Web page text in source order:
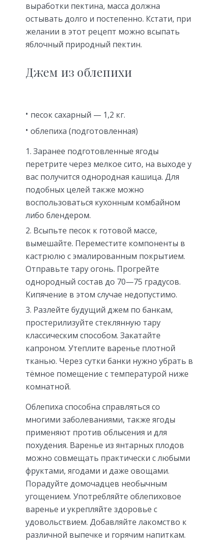
выработки пектина, масса должна
остывать долго и постепенно. Кстати, при
желании в этот рецепт можно всыпать
яблочный природный пектин.
Джем из облепихи
песок сахарный — 1,2 кг.
облепиха (подготовленная)
Заранее подготовленные ягоды
перетрите через мелкое сито, на выходе у
вас получится однородная кашица. Для
подобных целей также можно
воспользоваться кухонным комбайном
либо блендером.
Всыпьте песок к готовой массе,
вымешайте. Переместите компоненты в
кастрюлю с эмалированным покрытием.
Отправьте тару огонь. Прогрейте
однородный состав до 70—75 градусов.
Кипячение в этом случае недопустимо.
Разлейте будущий джем по банкам,
простерилизуйте стеклянную тару
классическим способом. Закатайте
капроном. Утеплите варенье плотной
тканью. Через сутки банки нужно убрать в
тёмное помещение с температурой ниже
комнатной.
Облепиха способна справляться со
многими заболеваниями, также ягоды
применяют против облысения и для
похудения. Варенье из янтарных плодов
можно совмещать практически с любыми
фруктами, ягодами и даже овощами.
Порадуйте домочадцев необычным
угощением. Употребляйте облепиховое
варенье и укрепляйте здоровье с
удовольствием. Добавляйте лакомство к
различной выпечке и горячим напиткам.